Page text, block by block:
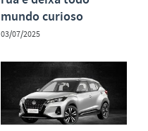
mundo curioso
03/07/2025